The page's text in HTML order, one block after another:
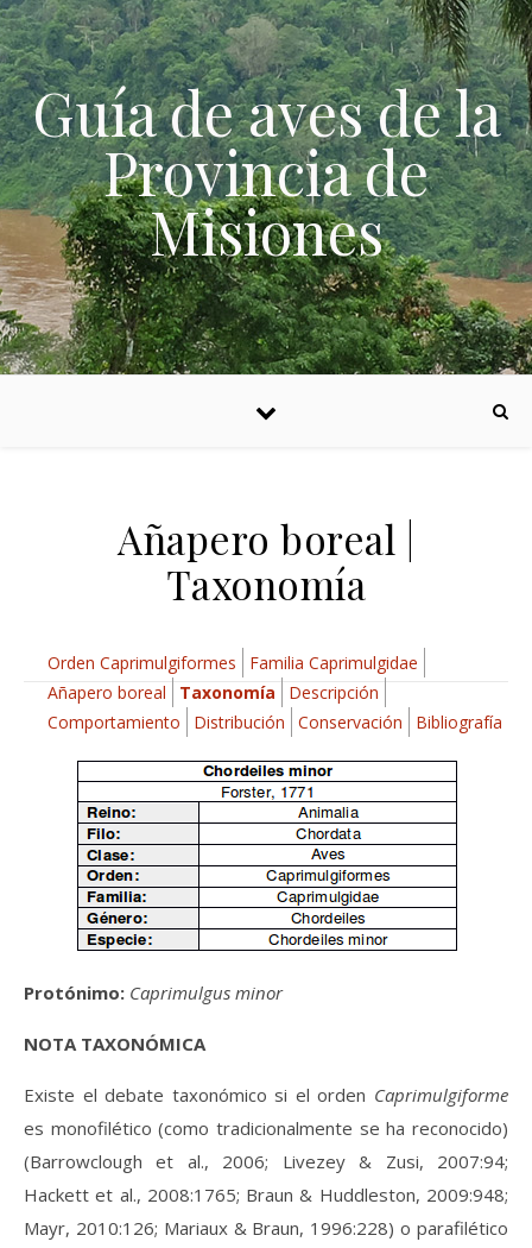
Skip to content
Guía de aves de la
Provincia de
Misiones
Añapero boreal |
Taxonomía
Orden Caprimulgiformes
Familia Caprimulgidae
Añapero boreal
Taxonomía
Descripción
Comportamiento
Distribución Conservación Bibliografía
Protónimo: Caprimulgus minor
NOTA TAXONÓMICA
Existe el debate taxonómico si el orden Caprimulgiforme
es monofilético (como tradicionalmente se ha reconocido)
(Barrowclough et al., 2006; Livezey & Zusi, 2007:94;
Hackett et al., 2008:1765; Braun & Huddleston, 2009:948;
Mayr, 2010:126; Mariaux & Braun, 1996:228) o parafilético